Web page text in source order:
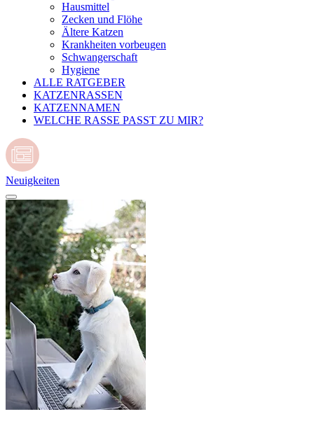
Hausmittel
Zecken und Flöhe
Ältere Katzen
Krankheiten vorbeugen
Schwangerschaft
Hygiene
ALLE RATGEBER
KATZENRASSEN
KATZENNAMEN
WELCHE RASSE PASST ZU MIR?
Neuigkeiten